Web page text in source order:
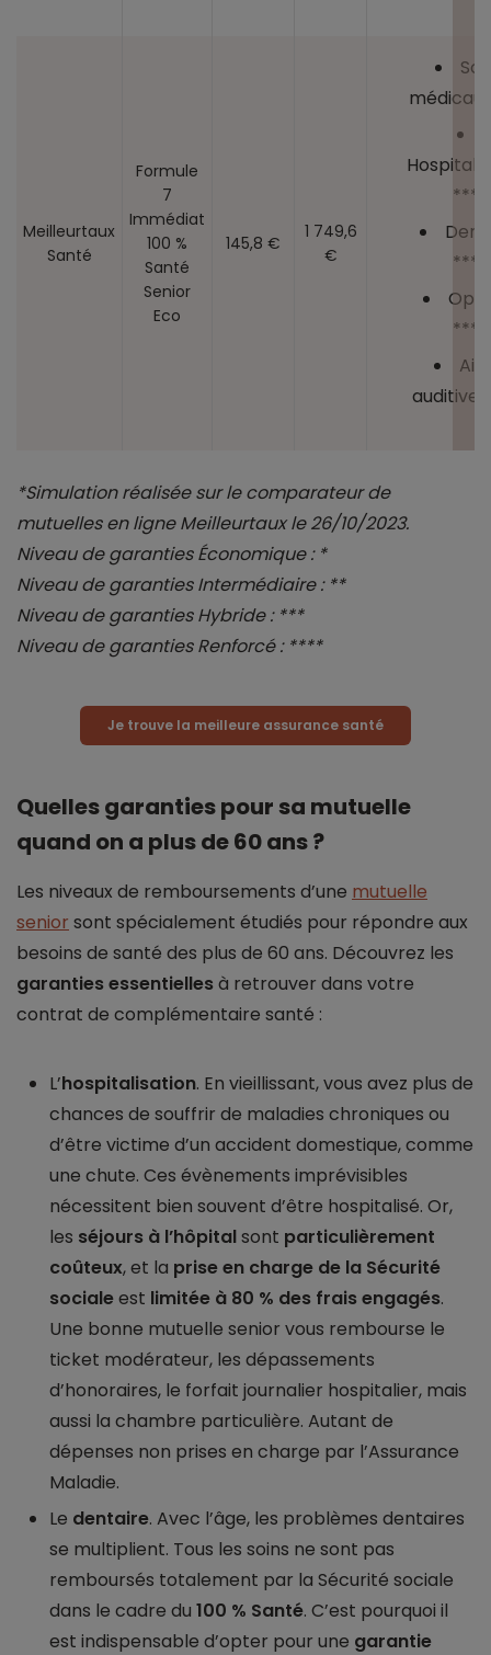
Meilleurtaux
Santé
Formule
7
Immédiat
100 %
Santé
Senior
Eco
145,8 €
1 749,6
€
****
****
****
*Simulation réalisée sur le comparateur de
mutuelles en ligne Meilleurtaux le 26/10/2023.
Niveau de garanties Économique : *
Niveau de garanties Intermédiaire : **
Niveau de garanties Hybride : ***
Niveau de garanties Renforcé : ****
Je trouve la meilleure assurance santé
Quelles garanties pour sa mutuelle
quand on a plus de 60 ans ?
Les niveaux de remboursements d’une mutuelle
senior sont spécialement étudiés pour répondre aux
besoins de santé des plus de 60 ans. Découvrez les
garanties essentiellesà retrouver dans votre
contrat de complémentaire santé :
L’hospitalisation. En vieillissant, vous avez plus de
chances de souffrir de maladies chroniques ou
d’être victime d’un accident domestique, comme
une chute. Ces évènements imprévisibles
nécessitent bien souvent d’être hospitalisé. Or,
les séjours à l’hôpitalsont particulièrement
coûteux, et la prise en charge de la Sécurité
socialeest limitée à 80 % des frais engagés.
Une bonne mutuelle senior vous rembourse le
ticket modérateur, les dépassements
d’honoraires, le forfait journalier hospitalier, mais
aussi la chambre particulière. Autant de
dépenses non prises en charge par l’Assurance
Maladie.
Le dentaire. Avec l’âge, les problèmes dentaires
se multiplient. Tous les soins ne sont pas
remboursés totalement par la Sécurité sociale
dans le cadre du 100 % Santé. C’est pourquoi il
est indispensable d’opter pour une garantie